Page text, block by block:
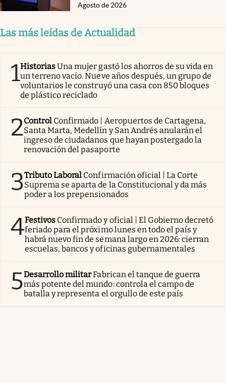
Agosto de 2026
Las más leídas de Actualidad
1HistoriasUna mujer gastó los ahorros de su vida en
un terreno vacío. Nueve años después, un grupo de
voluntarios le construyó una casa con 850 bloques
de plástico reciclado
2Control Confirmado | Aeropuertos de Cartagena,
Santa Marta, Medellín y San Andrés anularán el
ingreso de ciudadanos que hayan postergado la
renovación del pasaporte
3Tributo Laboral Confirmación oficial | La Corte
Suprema se aparta de la Constitucional y da más
poder a los prepensionados
4Festivos Confirmado y oficial | El Gobierno decretó
feriado para el próximo lunes en todo el país y
habrá nuevo fin de semana largo en 2026: cierran
escuelas, bancos y oficinas gubernamentales
5Desarrollo militarFabrican el tanque de guerra
más potente del mundo: controla el campo de
batalla y representa el orgullo de este país